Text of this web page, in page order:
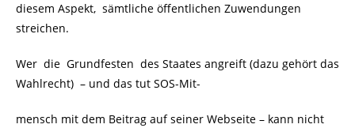
diesem Aspekt, sämtliche öffentlichen Zuwendungen
streichen.
Wer die Grundfesten des Staates angreift (dazu gehört das
Wahlrecht) – und das tut SOS-Mit-
mensch mit dem Beitrag auf seiner Webseite – kann nicht